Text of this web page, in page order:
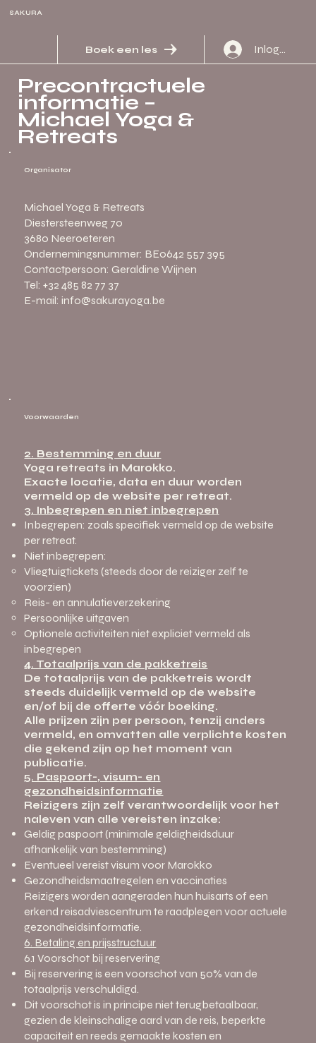
SAKURA
Boek een les Inloggen
Precontractuele
informatie –
Michael Yoga &
Retreats
Organisator
Michael Yoga & Retreats
Diestersteenweg 70
3680 Neeroeteren
Ondernemingsnummer: BE0642 557 395
Contactpersoon: Geraldine Wijnen
Tel: +32 485 82 77 37
E-mail: info@sakurayoga.be
Voorwaarden
2. Bestemming en duur
Yoga retreats in Marokko.
Exacte locatie, data en duur worden
vermeld op de website per retreat.
3. Inbegrepen en niet inbegrepen
Inbegrepen: zoals specifiek vermeld op de website
per retreat.
Niet inbegrepen:
Vliegtuigtickets (steeds door de reiziger zelf te
voorzien)
Reis- en annulatieverzekering
Persoonlijke uitgaven
Optionele activiteiten niet expliciet vermeld als
inbegrepen
4. Totaalprijs van de pakketreis
De totaalprijs van de pakketreis wordt
steeds duidelijk vermeld op de website
en/of bij de offerte vóór boeking.
Alle prijzen zijn per persoon, tenzij anders
vermeld, en omvatten alle verplichte kosten
die gekend zijn op het moment van
publicatie.
5. Paspoort-, visum- en
gezondheidsinformatie
Reizigers zijn zelf verantwoordelijk voor het
naleven van alle vereisten inzake:
Geldig paspoort (minimale geldigheidsduur
afhankelijk van bestemming)
Eventueel vereist visum voor Marokko
Gezondheidsmaatregelen en vaccinaties
Reizigers worden aangeraden hun huisarts of een
erkend reisadviescentrum te raadplegen voor actuele
gezondheidsinformatie.
6. Betaling en prijsstructuur
6.1 Voorschot bij reservering
Bij reservering is een voorschot van 50% van de
totaalprijs verschuldigd.
Dit voorschot is in principe niet terugbetaalbaar,
gezien de kleinschalige aard van de reis, beperkte
capaciteit en reeds gemaakte kosten en